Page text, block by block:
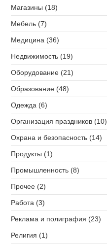
Магазины (18)
Мебель (7)
Медицина (36)
Недвижимость (19)
Оборудование (21)
Образование (48)
Одежда (6)
Организация праздников (10)
Охрана и безопасность (14)
Продукты (1)
Промышленность (8)
Прочее (2)
Работа (3)
Реклама и полиграфия (23)
Религия (1)